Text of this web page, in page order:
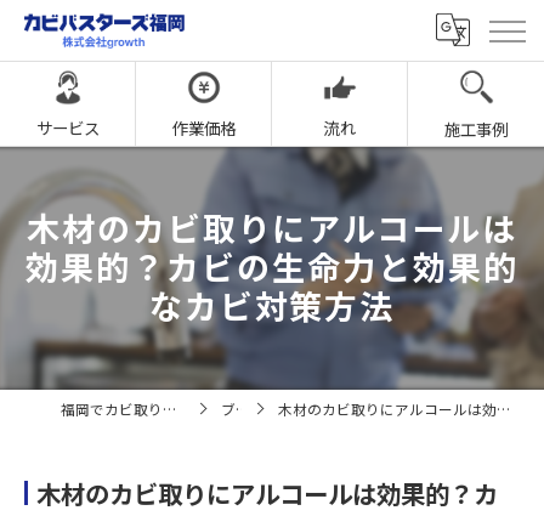
サービス 作業価格 流れ 施工事例
木材のカビ取りにアルコールは
効果的？カビの生命力と効果的
なカビ対策方法
福岡でカビ取りならカビバスターズ福岡 ブログ 木材のカビ取りにアルコールは効果的？カビの生命力と効果的なカビ対策方法
木材のカビ取りにアルコールは効果的？カ